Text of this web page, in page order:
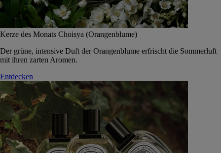
Kerze des Monats Choisya (Orangenblume)
Der grüne, intensive Duft der Orangenblume erfrischt die Sommerluft
mit ihren zarten Aromen.
Entdecken